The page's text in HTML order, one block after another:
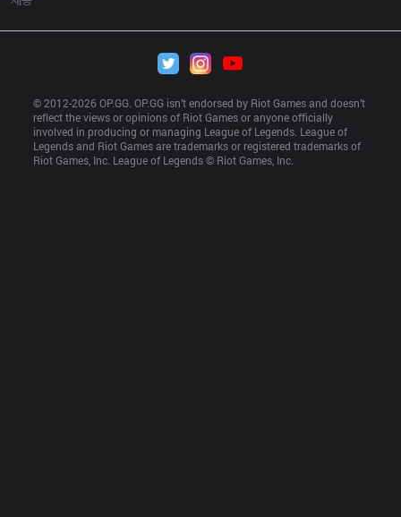
© 2012-2026 OP.GG. OP.GG isn’t endorsed by Riot Games and doesn’t
reflect the views or opinions of Riot Games or anyone officially
involved in producing or managing League of Legends. League of
Legends and Riot Games are trademarks or registered trademarks of
Riot Games, Inc. League of Legends © Riot Games, Inc.